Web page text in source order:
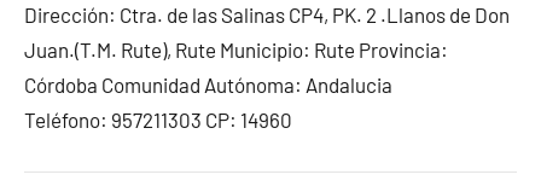
Dirección: Ctra. de las Salinas CP4, PK. 2 .Llanos de Don
Juan.(T.M. Rute), Rute Municipio: Rute Provincia:
Córdoba Comunidad Autónoma: Andalucia
Teléfono: 957211303 CP: 14960